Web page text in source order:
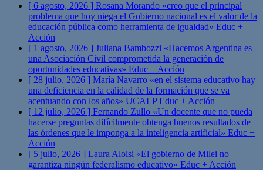
[ 6 agosto, 2026 ] Rosana Morando «creo que el principal
problema que hoy niega el Gobierno nacional es el valor de la
educación pública como herramienta de igualdad» Educ +
Acción
[ 1 agosto, 2026 ] Juliana Bambozzi «Hacemos Argentina es
una Asociación Civil comprometida la generación de
oportunidades educativas» Educ + Acción
[ 28 julio, 2026 ] María Navarro «en el sistema educativo hay
una deficiencia en la calidad de la formación que se va
acentuando con los años» UCALPEduc + Acción
[ 12 julio, 2026 ] Fernando Zullo «Un docente que no pueda
hacerse preguntas difícilmente obtenga buenos resultados de
las órdenes que le imponga a la inteligencia artificial» Educ +
Acción
[ 5 julio, 2026 ] Laura Aloisi «El gobierno de Milei no
garantiza ningún federalismo educativo» Educ + Acción